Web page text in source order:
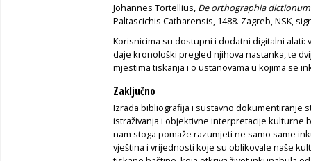
Johannes Tortellius, De orthographia
Paltascichis Catharensis, 1488. Zagreb, NSK,
Korisnicima su dostupni i dodatni digitalni
daje kronološki pregled njihova nastanka, te
mjestima tiskanja i o ustanovama u kojima se
Zaključno
Izrada bibliografija i sustavno dokumentiranje
istraživanja i objektivne interpretacije kulturne
nam stoga pomaže razumjeti ne samo same
vještina i vrijednosti koje su oblikovale naše